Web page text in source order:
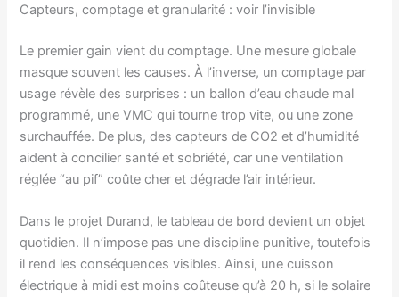
Capteurs, comptage et granularité : voir l’invisible
Le premier gain vient du comptage. Une mesure globale
masque souvent les causes. À l’inverse, un comptage par
usage révèle des surprises : un ballon d’eau chaude mal
programmé, une VMC qui tourne trop vite, ou une zone
surchauffée. De plus, des capteurs de CO2 et d’humidité
aident à concilier santé et sobriété, car une ventilation
réglée “au pif” coûte cher et dégrade l’air intérieur.
Dans le projet Durand, le tableau de bord devient un objet
quotidien. Il n’impose pas une discipline punitive, toutefois
il rend les conséquences visibles. Ainsi, une cuisson
électrique à midi est moins coûteuse qu’à 20 h, si le solaire